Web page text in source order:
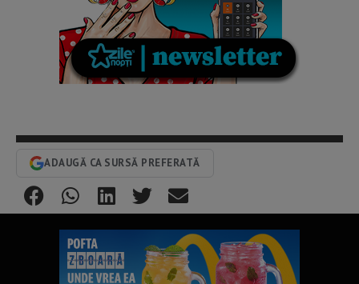
ADAUGĂ CA SURSĂ PREFERATĂ